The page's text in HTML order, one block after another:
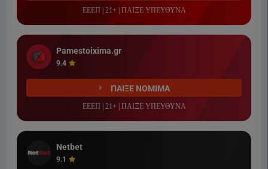
ΕΕΕΠ | 21+ | ΠΑΙΞΕ ΥΠΕΥΘΥΝΑ
Pamestoixima.gr
9.4
ΠΑΙΞΕ ΝΟΜΙΜΑ
ΕΕΕΠ | 21+ | ΠΑΙΞΕ ΥΠΕΥΘΥΝΑ
Netbet
9.1